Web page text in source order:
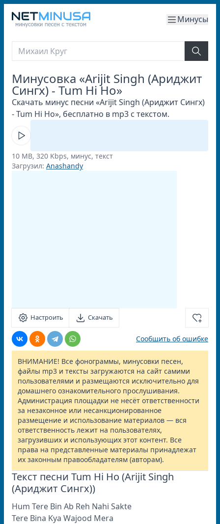
Минусы
Минусовка «Arijit Singh (Ариджит
Сингх) - Tum Hi Ho»
Скачать минус песни «Arijit Singh (Ариджит Сингх)
- Tum Hi Ho», бесплатно в mp3 с текстом.
10 MB, 320 Kbps, минус, текст
Загрузил: Anashandy
Настроить Скачать
Сообщить об ошибке
ВНИМАНИЕ! Все фонограммы, минусовки песен,
файлы mp3 и тексты загружаются на сайт самими
пользователями и размещаются исключительно для
домашнего ознакомительного прослушивания.
Администрация площадки не несёт ответственности
за незаконное или несанкционированное
размещение и использование материалов — вся
ответственность лежит на пользователях,
загрузивших и использующих этот контент. Все
права на представленные материалы принадлежат
их законным правообладателям (авторам).
Текст песни Tum Hi Ho (Arijit Singh
(Ариджит Сингх))
Hum Tere Bin Ab Reh Nahi Sakte
Tere Bina Kya Wajood Mera